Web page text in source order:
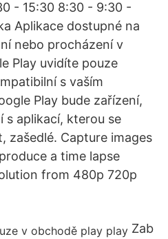
- 15:30 8:30 - 9:30 -
Aplikace dostupné na
nebo procházení v
Play uvidíte pouze
s vaším
Play bude zařízení,
s aplikací, kterou se
zašedlé. Capture images
a time lapse
from 480p 720p
Zab